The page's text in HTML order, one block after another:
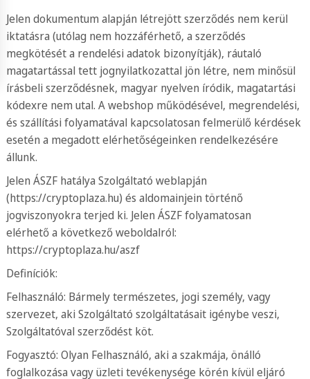
Jelen dokumentum alapján létrejött szerződés nem kerül
iktatásra (utólag nem hozzáférhető, a szerződés
megkötését a rendelési adatok bizonyítják), ráutaló
magatartással tett jognyilatkozattal jön létre, nem minősül
írásbeli szerződésnek, magyar nyelven íródik, magatartási
kódexre nem utal. A webshop működésével, megrendelési,
és szállítási folyamatával kapcsolatosan felmerülő kérdések
esetén a megadott elérhetőségeinken rendelkezésére
állunk.
Jelen ÁSZF hatálya Szolgáltató weblapján
(https://cryptoplaza.hu) és aldomainjein történő
jogviszonyokra terjed ki. Jelen ÁSZF folyamatosan
elérhető a következő weboldalról:
https://cryptoplaza.hu/aszf
Definíciók:
Felhasználó: Bármely természetes, jogi személy, vagy
szervezet, aki Szolgáltató szolgáltatásait igénybe veszi,
Szolgáltatóval szerződést köt.
Fogyasztó: Olyan Felhasználó, aki a szakmája, önálló
foglalkozása vagy üzleti tevékenysége körén kívül eljáró